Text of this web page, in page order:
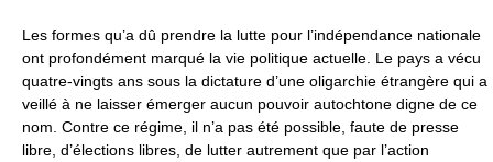
Les formes qu’a dû prendre la lutte pour l’indépendance nationale
ont profondément marqué la vie politique actuelle. Le pays a vécu
quatre-vingts ans sous la dictature d’une oligarchie étrangère qui a
veillé à ne laisser émerger aucun pouvoir autochtone digne de ce
nom. Contre ce régime, il n’a pas été possible, faute de presse
libre, d’élections libres, de lutter autrement que par l’action